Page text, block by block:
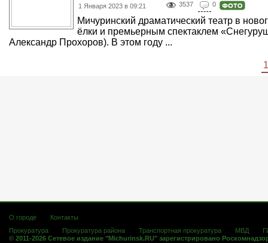
1 Января 2023 в 09:21 3537 0
Мичуринский драматический театр в
ёлки и премьерным спектаклем
Александр Прохоров). В этом году ...
1
О городе
Контакты
Прокуратура
Прокуратура района Транспортная прокуратура МВД
© 2011-2026 Сетевое издание "Michurinsk.RU" зарегистрировано